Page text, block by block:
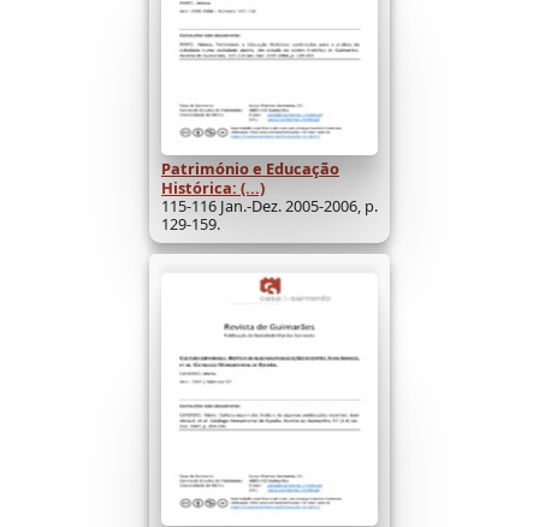
Património e Educação
Histórica: (...)
115-116 Jan.-Dez. 2005-2006, p.
129-159.